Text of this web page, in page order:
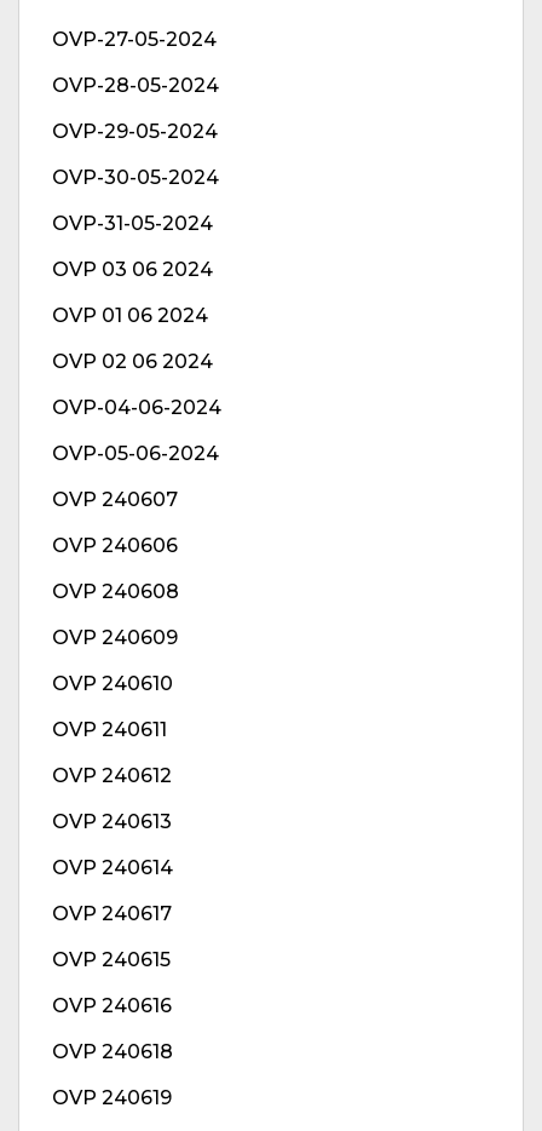
OVP-27-05-2024
OVP-28-05-2024
OVP-29-05-2024
OVP-30-05-2024
OVP-31-05-2024
OVP 03 06 2024
OVP 01 06 2024
OVP 02 06 2024
OVP-04-06-2024
OVP-05-06-2024
OVP 240607
OVP 240606
OVP 240608
OVP 240609
OVP 240610
OVP 240611
OVP 240612
OVP 240613
OVP 240614
OVP 240617
OVP 240615
OVP 240616
OVP 240618
OVP 240619